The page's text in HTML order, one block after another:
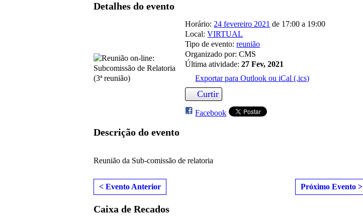
Detalhes do evento
Horário: 24 fevereiro 2021 de 17:00 a 19:00
Local:VIRTUAL
Tipo de evento:reunião
Organizado por: CMS
Última atividade:27 Fev, 2021
Exportar para Outlook ou iCal (.ics)
Curtir
Facebook
Descrição do evento
Reunião da Sub-comissão de relatoria
< Evento Anterior Próximo Evento >
Caixa de Recados